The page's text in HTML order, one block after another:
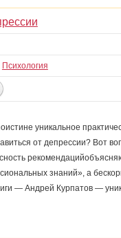
Психология
уникальное
от депрессии? Вот
знаний», а
— Андрей Курпатов —